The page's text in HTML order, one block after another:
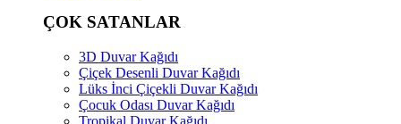
ÇOK SATANLAR
3D Duvar Kağıdı
Çiçek Desenli Duvar Kağıdı
Lüks İnci Çiçekli Duvar Kağıdı
Çocuk Odası Duvar Kağıdı
Tropikal Duvar Kağıdı